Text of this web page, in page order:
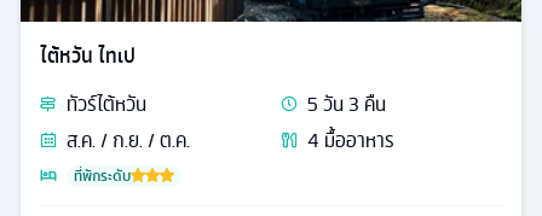
ไต้หวัน ไทเป
ทัวร์ไต้หวัน 5วัน3 คืน
ส.ค. / ก.ย. / ต.ค.
4 มื้ออาหาร
ที่พักระดับ